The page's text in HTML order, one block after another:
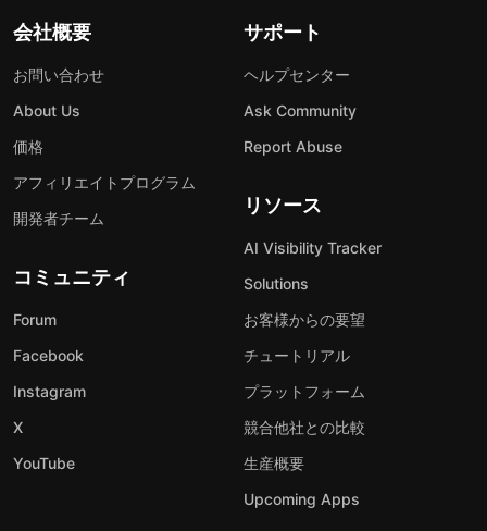
会社概要
お問い合わせ
About Us
価格
アフィリエイトプログラム
開発者チーム
コミュニティ
Forum
Facebook
Instagram
X
YouTube
サポート
ヘルプセンター
Ask Community
Report Abuse
リソース
AI Visibility Tracker
Solutions
お客様からの要望
チュートリアル
プラットフォーム
競合他社との比較
生産概要
Upcoming Apps